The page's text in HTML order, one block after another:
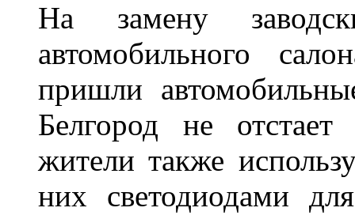
На замену
автомобильного
пришли
Белгород не
жители также
них светодиодами